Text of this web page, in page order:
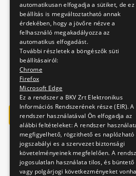
GYERMEK PÓLÓ
Ár:3990 Ft
automatikusan elfogadja a sütiket, de ez
beállítás is megváltoztatható annak
érdekében, hogy a jövőre nézve a
felhasználó megakadályozza az
automatikus elfogadást.
További részletek a böngészők süti
beállításairól:
Chrome
Firefox
Microsoft Edge
Ez a rendszer a BKV Zrt Elektronikus
Információs Rendszerének része (EIR). A
rendszer használatával Ön elfogadja az
alábbi feltételeket: A rendszer
megfigyelhető, rögzithető es naplózható
jogszabályi es a szervezet biztonsági
követelményeinek megfelelően. A
jogosulatlan használata tilos, és büntető
vagy polgárjogi következményeket